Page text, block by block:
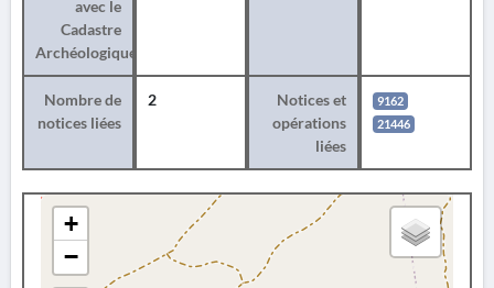
avec le
Cadastre
Archéologique
Nombre de
notices liées
2
Notices et
opérations
liées
9162
21446
+
−